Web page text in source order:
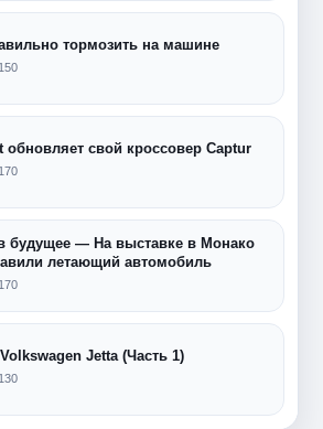
тормозить на машине
0
обновляет свой кроссовер Captur
0
будущее — На выставке в Монако
летающий автомобиль
0
Jetta (Часть 1)
0